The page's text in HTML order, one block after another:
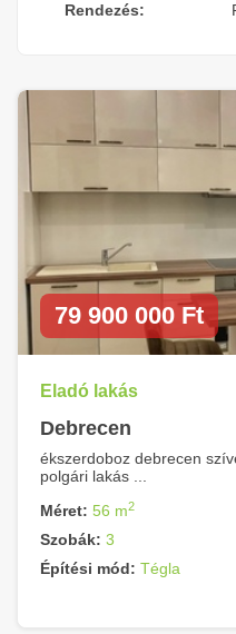
Rendezés:
79 900 000 Ft
Eladó lakás
Debrecen
ékszerdoboz debrecen
polgári lakás ...
Méret: 56 m2
Szobák: 3
Építési mód: Tégla